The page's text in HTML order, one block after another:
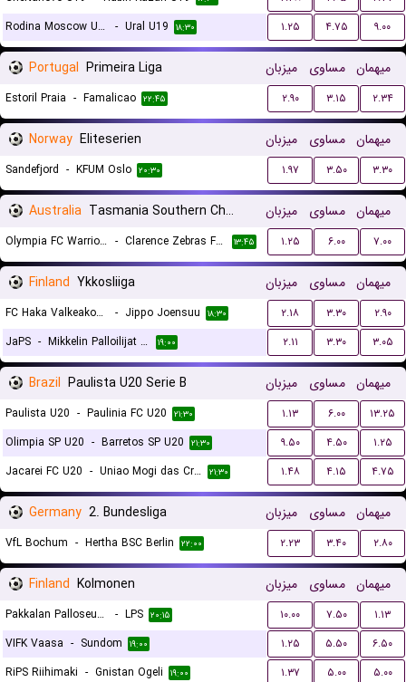
Rodina Moscow U19
- Ural U19 ۱۸:۳۰ ۱.۲۵ ۴.۷۵ ۹.۰۰
Portugal Primeira Liga میزبان مساوی میهمان
Estoril Praia - Famalicao ۲۲:۴۵ ۲.۹۰ ۳.۱۵ ۲.۳۴
Norway Eliteserien میزبان مساوی میهمان
Sandefjord - KFUM Oslo ۲۰:۳۰ ۱.۹۷ ۳.۵۰ ۳.۳۰
Australia Tasmania Southern Championship میزبان مساوی میهمان
Olympia FC Warriors - Clarence Zebras FC II ۱۳:۴۵ ۱.۲۵ ۶.۰۰ ۷.۰۰
Finland Ykkosliiga میزبان مساوی میهمان
FC Haka Valkeakoski - Jippo Joensuu ۱۸:۳۰ ۲.۱۸ ۳.۳۰
۲.۹۰
JaPS - Mikkelin Palloilijat MP ۱۹:۰۰ ۲.۱۱ ۳.۳۰ ۳.۰۵
Brazil Paulista U20 Serie B میزبان مساوی میهمان
Paulista U20 - Paulinia FC U20 ۲۱:۳۰ ۱.۱۳ ۶.۰۰
۱۳.۲۵
Olimpia SP U20 - Barretos SP U20 ۲۱:۳۰ ۹.۵۰ ۴.۵۰
۱.۲۵
Jacarei FC U20 - Uniao Mogi das Cruzes FC U20 ۲۱:۳۰ ۱.۴۸ ۴.۱۵ ۴.۷۵
Germany 2. Bundesliga میزبان مساوی میهمان
VfL Bochum - Hertha BSC Berlin ۲۲:۰۰ ۲.۲۳ ۳.۴۰ ۲.۸۰
Finland Kolmonen میزبان مساوی میهمان
Pakkalan Palloseura (PPS) - LPS ۲۰:۱۵ ۱۰.۰۰ ۷.۵۰
۱.۱۳
VIFK Vaasa - Sundom ۱۹:۰۰ ۱.۲۵ ۵.۵۰
۶.۵۰
RiPS Riihimaki - Gnistan Ogeli ۱۹:۰۰ ۱.۳۷ ۵.۰۰
۵.۰۰